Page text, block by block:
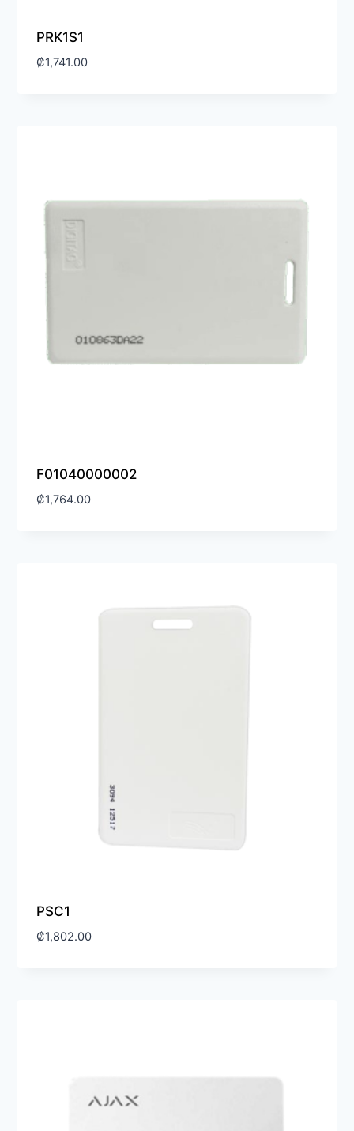
PRK1S1
₡1,741.00
F01040000002
₡1,764.00
PSC1
₡1,802.00